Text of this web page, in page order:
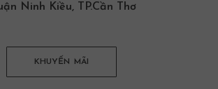
Ninh Kiều, TP.Cần Thơ
KHUYẾN MÃI